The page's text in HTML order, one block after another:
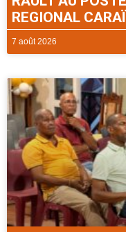
REGIONAL
7 août 2026